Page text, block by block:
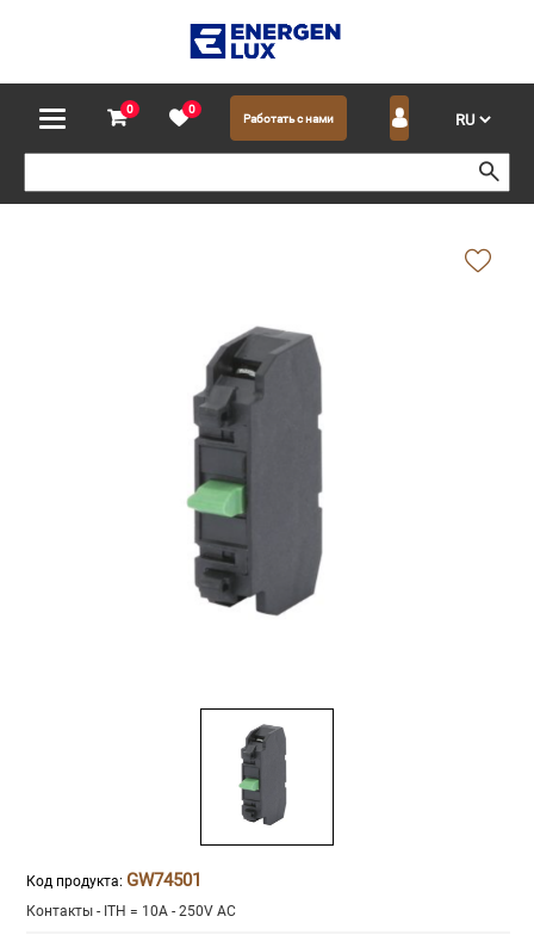
0 0
Работать с нами
Код продукта: GW74501
Контакты - ITH = 10A - 250V AC